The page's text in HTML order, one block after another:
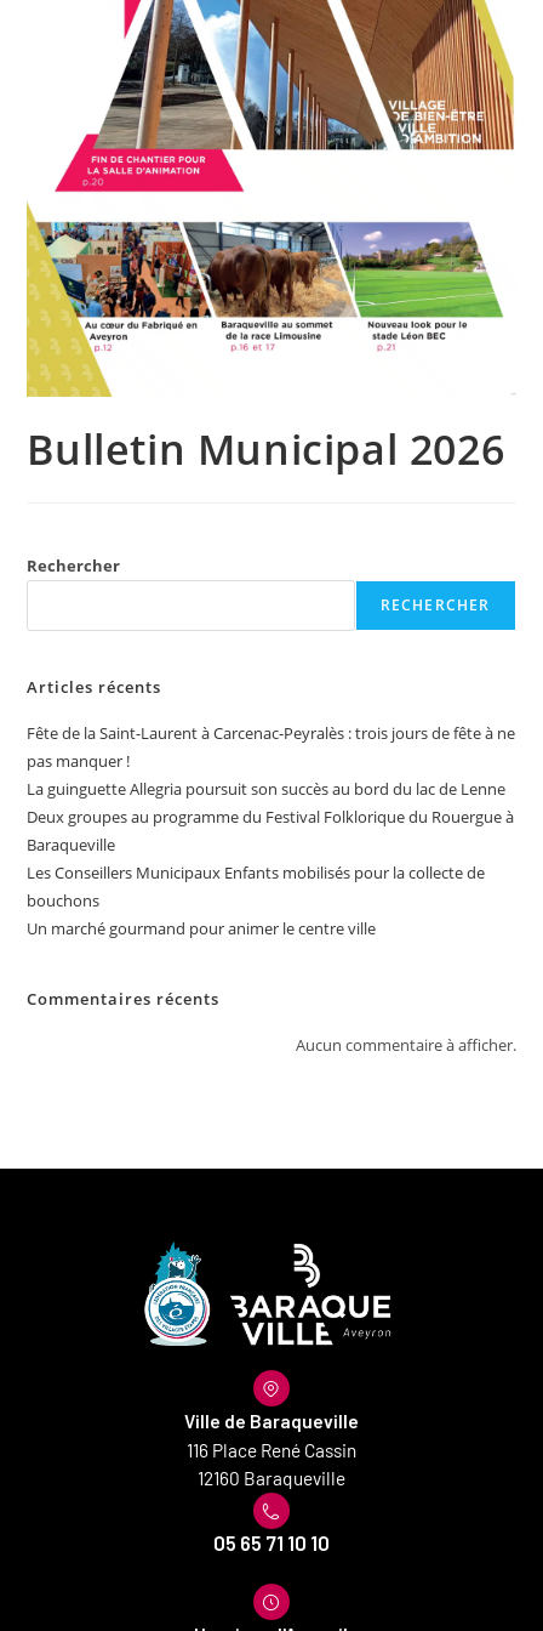
Bulletin Municipal 2026
Rechercher
RECHERCHER
Articles récents
Fête de la Saint-Laurent à Carcenac-Peyralès : trois jours de fête à ne
pas manquer !
La guinguette Allegria poursuit son succès au bord du lac de Lenne
Deux groupes au programme du Festival Folklorique du Rouergue à
Baraqueville
Les Conseillers Municipaux Enfants mobilisés pour la collecte de
bouchons
Un marché gourmand pour animer le centre ville
Commentaires récents
Aucun commentaire à afficher.
Ville de Baraqueville
116 Place René Cassin
12160 Baraqueville
05 65 71 10 10